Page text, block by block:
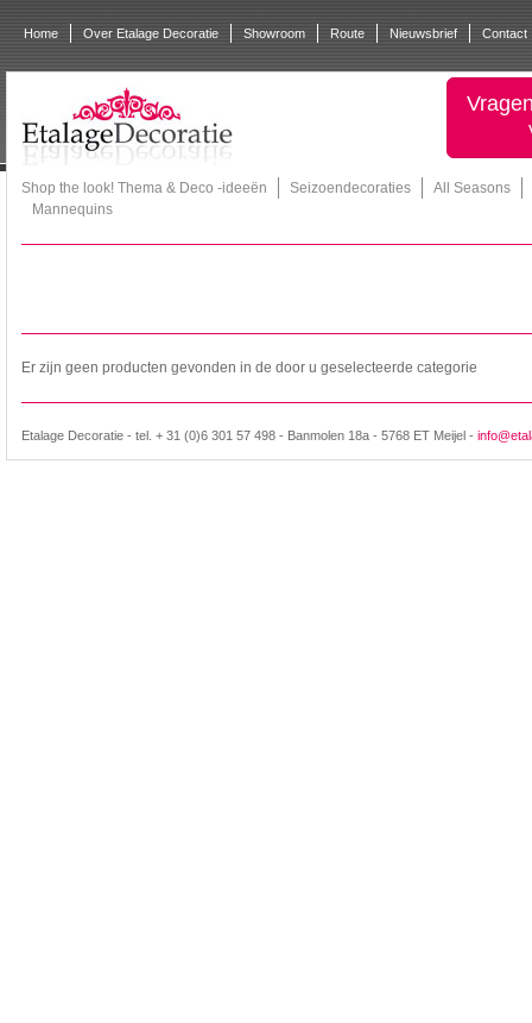
Home Over Etalage Decoratie Showroom Route Nieuwsbrief Contact
Shop the look! Thema & Deco -ideeën Seizoendecoraties
All Seasons
Mannequins
Er zijn geen producten gevonden in de door u geselecteerde categorie
Etalage Decoratie - tel. + 31 (0)6 301 57 498 - Banmolen 18a - 5768 ET Meijel -